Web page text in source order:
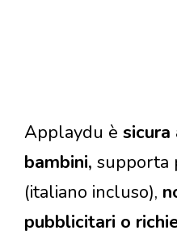
Applaydu è
bambini, supporta
(italiano incluso),
pubblicitari o